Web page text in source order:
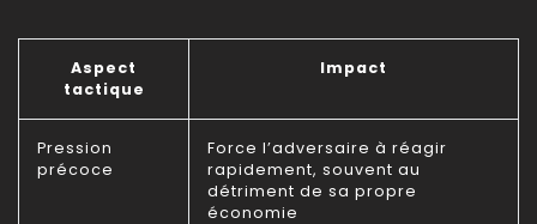
Aspect
tactique
Impact
Pression
précoce
Force l’adversaire à réagir
rapidement, souvent au
détriment de sa propre
économie